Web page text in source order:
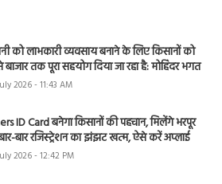
को लाभकारी व्यवसाय बनाने के लिए किसानों को
तक पूरा सहयोग दिया जा रहा है: मोहिंदर भगत
2026 - 11:43 AM
ID Card बनेगा किसानों की पहचान, मिलेंगे भरपूर
बार रजिस्ट्रेशन का झंझट खत्म, ऐसे करें अप्लाई
2026 - 12:42 PM